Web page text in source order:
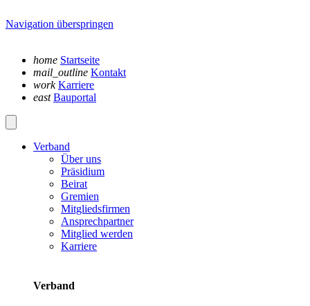
Navigation überspringen
home Startseite
mail_outline Kontakt
work Karriere
east Bauportal
Verband
Über uns
Präsidium
Beirat
Gremien
Mitgliedsfirmen
Ansprechpartner
Mitglied werden
Karriere
Verband